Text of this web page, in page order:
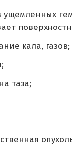
ущемленных
кала, газов;
таза;